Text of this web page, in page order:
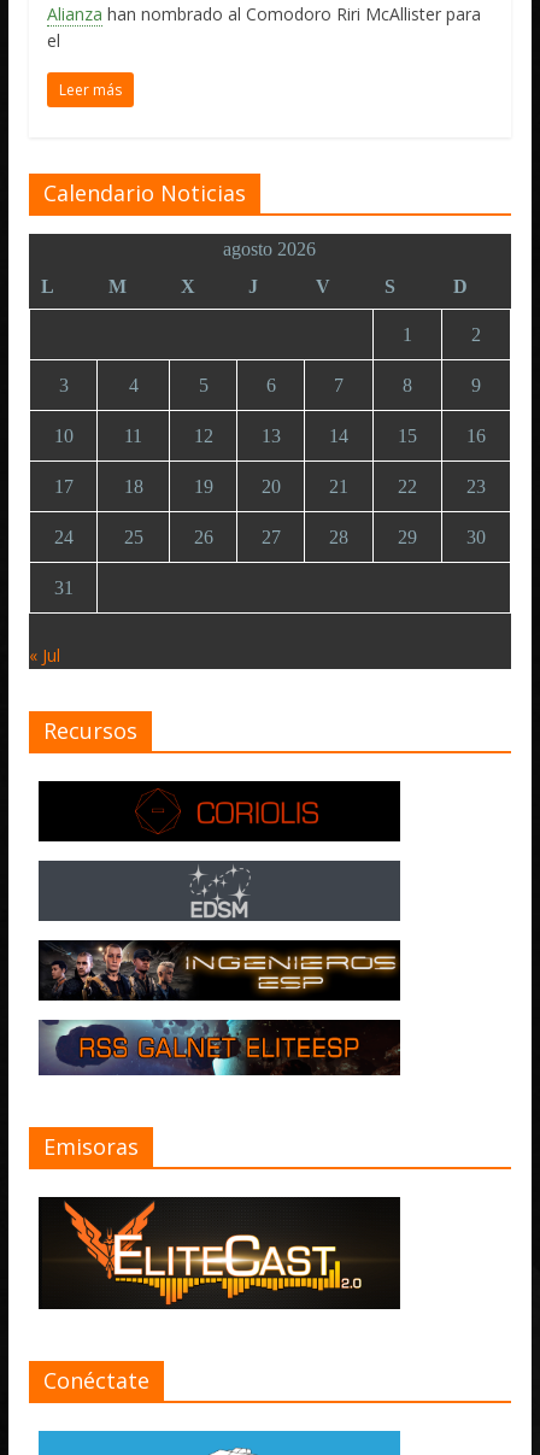
Alianza han nombrado al Comodoro Riri McAllister para
el
Leer más
Calendario Noticias
agosto 2026
L
M X J V S D
1 2
3 4 5 6 7 8 9
10 11 12 13 14 15 16
17 18 19 20 21 22 23
24 25 26 27 28 29 30
31
« Jul
Recursos
Emisoras
Conéctate